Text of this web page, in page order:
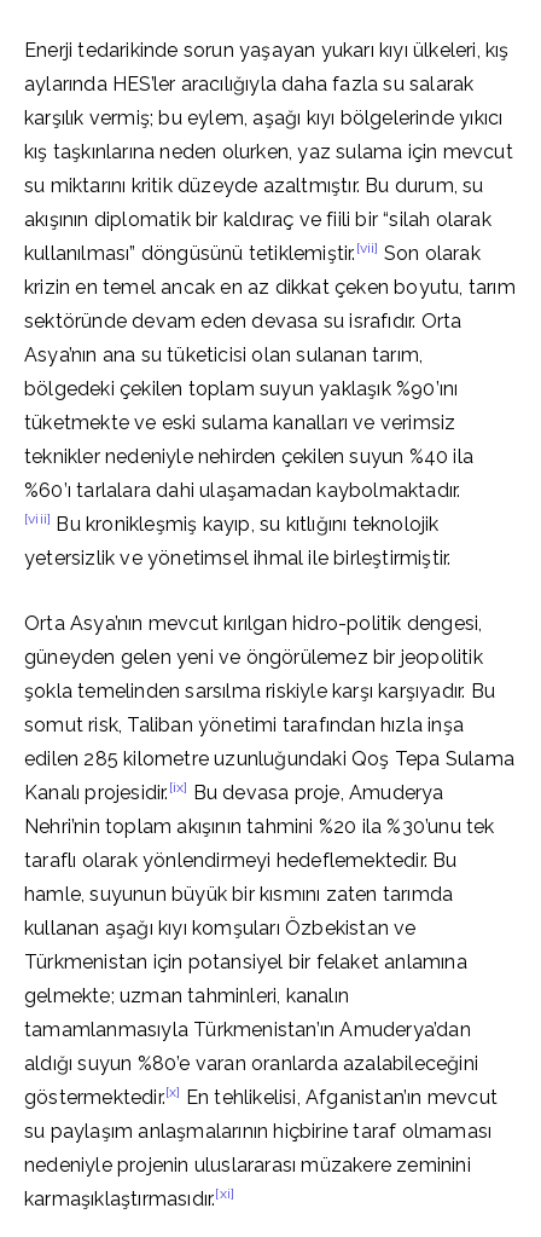
Enerji tedarikinde sorun yaşayan yukarı kıyı ülkeleri, kış
aylarında HES’ler aracılığıyla daha fazla su salarak
karşılık vermiş; bu eylem, aşağı kıyı bölgelerinde yıkıcı
kış taşkınlarına neden olurken, yaz sulama için mevcut
su miktarını kritik düzeyde azaltmıştır. Bu durum, su
akışının diplomatik bir kaldıraç ve fiili bir “silah olarak
kullanılması” döngüsünü tetiklemiştir. [vii] Son olarak
krizin en temel ancak en az dikkat çeken boyutu, tarım
sektöründe devam eden devasa su israfıdır. Orta
Asya’nın ana su tüketicisi olan sulanan tarım,
bölgedeki çekilen toplam suyun yaklaşık %90’ını
tüketmekte ve eski sulama kanalları ve verimsiz
teknikler nedeniyle nehirden çekilen suyun %40 ila
%60’ı tarlalara dahi ulaşamadan kaybolmaktadır.
[viii] Bu kronikleşmiş kayıp, su kıtlığını teknolojik
yetersizlik ve yönetimsel ihmal ile birleştirmiştir.
Orta Asya’nın mevcut kırılgan hidro-politik dengesi,
güneyden gelen yeni ve öngörülemez bir jeopolitik
şokla temelinden sarsılma riskiyle karşı karşıyadır. Bu
somut risk, Taliban yönetimi tarafından hızla inşa
edilen 285 kilometre uzunluğundaki Qoş Tepa Sulama
Kanalı projesidir. [ix] Bu devasa proje, Amuderya
Nehri’nin toplam akışının tahmini %20 ila %30’unu tek
taraflı olarak yönlendirmeyi hedeflemektedir. Bu
hamle, suyunun büyük bir kısmını zaten tarımda
kullanan aşağı kıyı komşuları Özbekistan ve
Türkmenistan için potansiyel bir felaket anlamına
gelmekte; uzman tahminleri, kanalın
tamamlanmasıyla Türkmenistan’ın Amuderya’dan
aldığı suyun %80’e varan oranlarda azalabileceğini
göstermektedir.[x] En tehlikelisi, Afganistan’ın mevcut
su paylaşım anlaşmalarının hiçbirine taraf olmaması
nedeniyle projenin uluslararası müzakere zeminini
karmaşıklaştırmasıdır.[xi]